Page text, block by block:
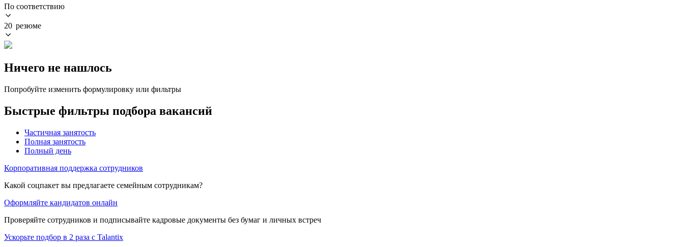
По соответствию
20 резюме
Ничего не нашлось
Попробуйте изменить формулировку или фильтры
Быстрые фильтры подбора вакансий
Частичная занятость
Полная занятость
Полный день
Корпоративная поддержка сотрудников
Какой соцпакет вы предлагаете семейным сотрудникам?
Оформляйте кандидатов онлайн
Проверяйте сотрудников и подписывайте кадровые документы без бумаг и личных встреч
Ускорьте подбор в 2 раза с Talantix